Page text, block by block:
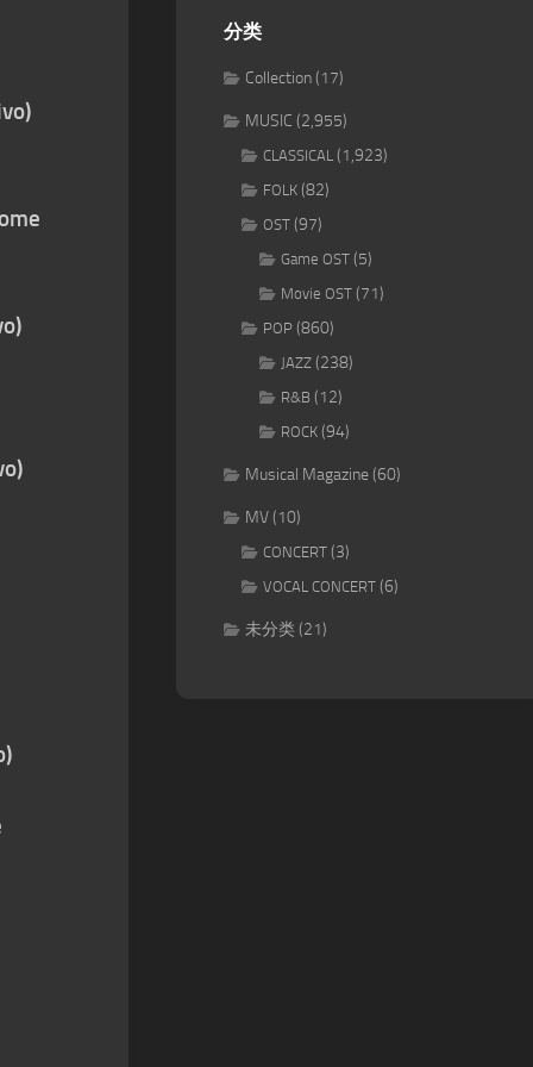
分类
Collection(17)
MUSIC (2,955)
CLASSICAL (1,923)
FOLK (82)
OST (97)
Game OST (5)
Movie OST (71)
POP (860)
JAZZ (238)
R&B (12)
ROCK (94)
Musical Magazine(60)
MV(10)
CONCERT (3)
VOCAL CONCERT (6)
未分类(21)